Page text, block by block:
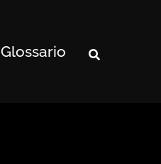
Glossario